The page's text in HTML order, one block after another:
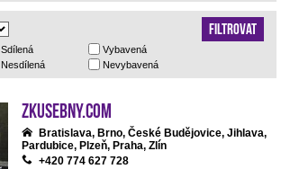
Filtrovat
Vybavená
Nevybavená
Sdílená
Nesdílená
Zkusebny.com
Bratislava, Brno, České Budějovice, Jihlava,
Pardubice, Plzeň, Praha, Zlín
+420 774 627 728